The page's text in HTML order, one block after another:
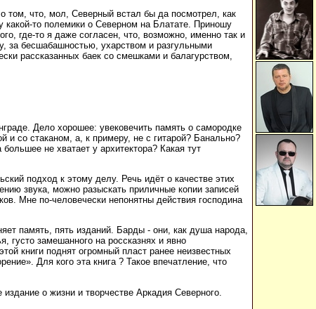
том, что, мол, Северный встал бы да посмотрел, как
то полемики о Северном на Блатате. Приношу
где-то я даже согласен, что, возможно, именно так и
за бесшабашностью, ухарством и разгульными
рассказанных баек со смешками и балагурством,
Дело хорошее: увековечить память о самородке
и со стаканом, а, к примеру, не с гитарой? Банально?
не хватает у архитектора? Какая тут
подход к этому делу. Речь идёт о качестве этих
звука, можно разыскать приличные копии записей
Мне по-человечески непонятны действия господина
память, пять изданий. Барды - они, как душа народа,
густо замешанного на россказнях и явно
книги поднят огромный пласт ранее неизвестных
Для кого эта книга ? Такое впечатление, что
о жизни и творчестве Аркадия Северного.